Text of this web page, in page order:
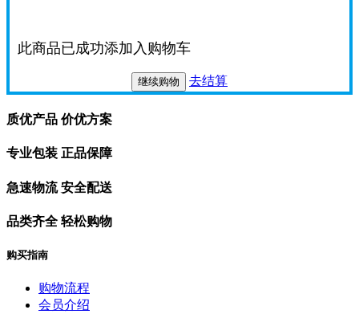
此商品已成功添加入购物车
继续购物 去结算
质优产品 价优方案
专业包装 正品保障
急速物流 安全配送
品类齐全 轻松购物
购买指南
购物流程
会员介绍